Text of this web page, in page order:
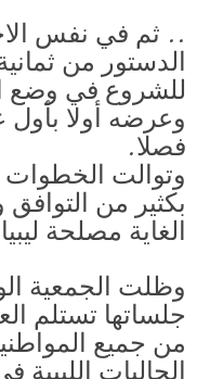
.. ثم في نفس
الدستور من
للشروع في وضع
وعرضه أولا بأول
فصلا.
وتوالت الخطوات
بكثير من
الغاية مصلحة
وظلت الجمعية
جلساتها تستلم
من جميع